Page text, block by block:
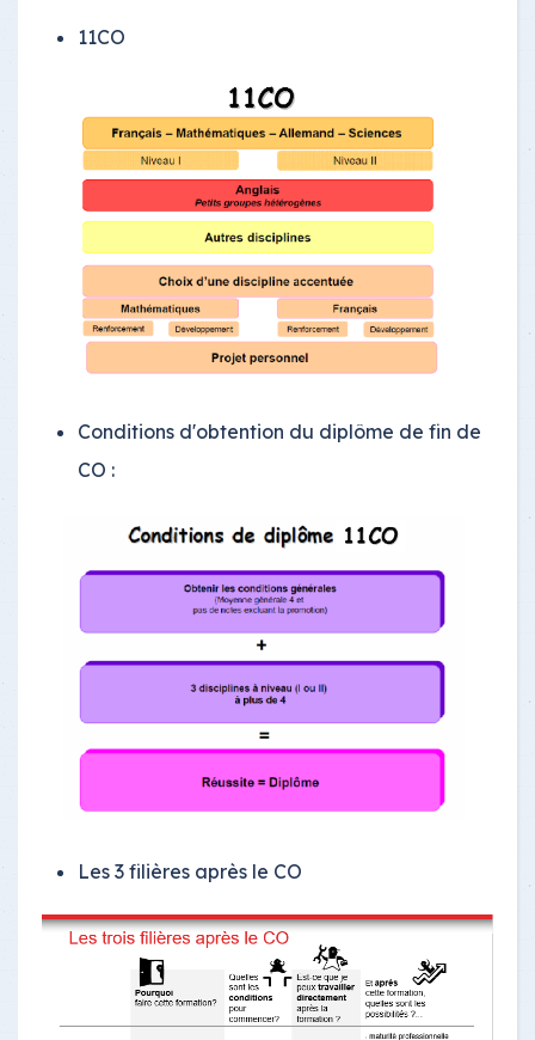
11CO
Conditions d'obtention du diplôme de fin de
CO :
Les 3 filières après le CO